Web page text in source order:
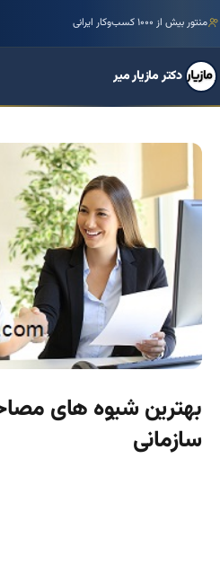
منتور بیش از ۱۰۰۰ کسب‌وکار ایرانی
دکتر مازیار میر
بهترین شیوه های
سازمانی